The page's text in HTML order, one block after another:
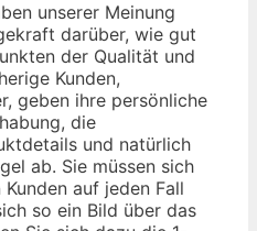
unserer Meinung
darüber, wie gut
der Qualität und
Kunden,
geben ihre persönliche
die
und natürlich
ab. Sie müssen sich
auf jeden Fall
so ein Bild über das